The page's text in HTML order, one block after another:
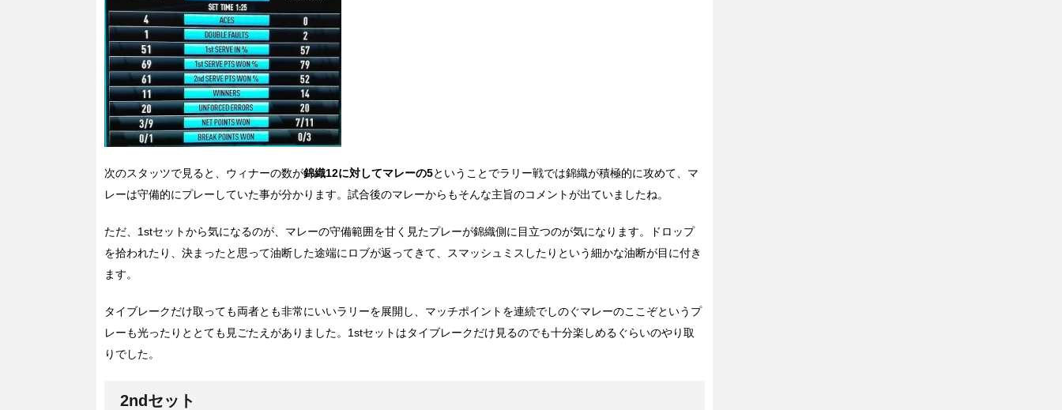
次のスタッツで見ると、ウィナーの数が錦織12に対してマレーの5ということでラリー戦では錦織が積極的に攻めて、マ
レーは守備的にプレーしていた事が分かります。試合後のマレーからもそんな主旨のコメントが出ていましたね。
ただ、1stセットから気になるのが、マレーの守備範囲を甘く見たプレーが錦織側に目立つのが気になります。ドロップ
を拾われたり、決まったと思って油断した途端にロブが返ってきて、スマッシュミスしたりという細かな油断が目に付き
ます。
タイブレークだけ取っても両者とも非常にいいラリーを展開し、マッチポイントを連続でしのぐマレーのここぞというプ
レーも光ったりととても見ごたえがありました。1stセットはタイブレークだけ見るのでも十分楽しめるぐらいのやり取
りでした。
2ndセット